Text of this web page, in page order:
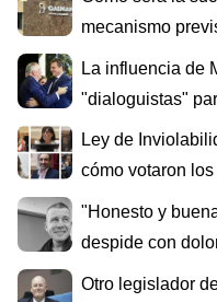
mecanismo
La influencia de
"dialoguistas"
Ley de
cómo votaron
"Honesto y
despide con
Otro legislador